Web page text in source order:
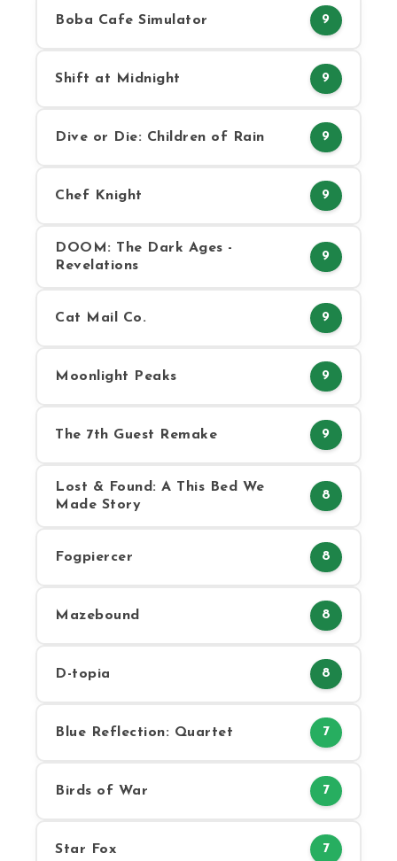
Boba Cafe Simulator 9
Shift at Midnight 9
Dive or Die: Children of Rain 9
Chef Knight 9
DOOM: The Dark Ages -
Revelations
9
Cat Mail Co. 9
Moonlight Peaks 9
The 7th Guest Remake 9
Lost & Found: A This Bed We
Made Story
8
Fogpiercer 8
Mazebound 8
D-topia 8
Blue Reflection: Quartet 7
Birds of War 7
Star Fox 7